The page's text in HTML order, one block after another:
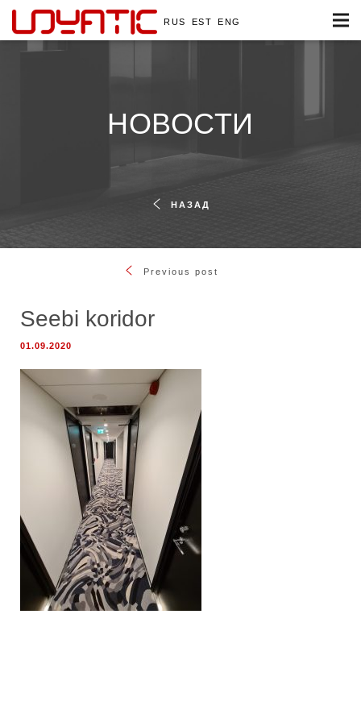
RUS EST ENG
НОВОСТИ
НАЗАД
Previous post
Seebi koridor
01.09.2020